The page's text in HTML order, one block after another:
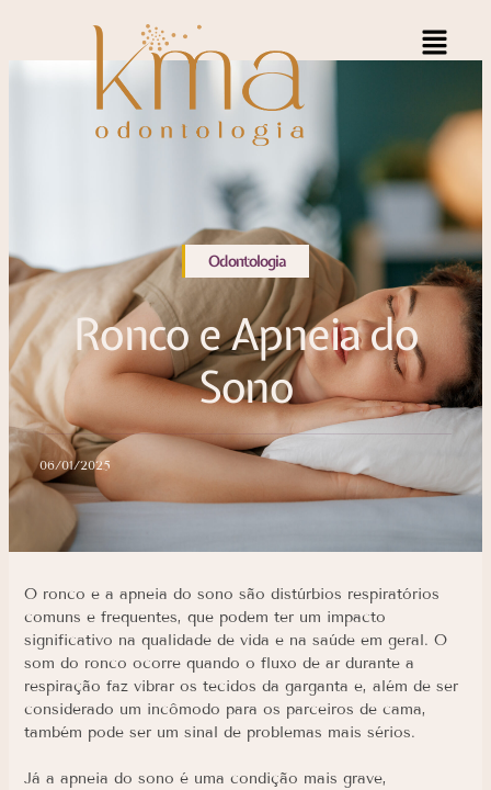
Odontologia
Ronco e Apneia do
Sono
06/01/2025
O ronco e a apneia do sono são distúrbios respiratórios
comuns e frequentes, que podem ter um impacto
significativo na qualidade de vida e na saúde em geral. O
som do ronco ocorre quando o fluxo de ar durante a
respiração faz vibrar os tecidos da garganta e, além de ser
considerado um incômodo para os parceiros de cama,
também pode ser um sinal de problemas mais sérios.
Já a apneia do sono é uma condição mais grave,